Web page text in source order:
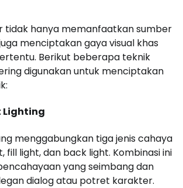
tidak hanya memanfaatkan sumber
menciptakan gaya visual khas
Berikut beberapa teknik
digunakan untuk menciptakan
Lighting
menggabungkan tiga jenis cahaya
fill light, dan back light. Kombinasi ini
yang seimbang dan
dialog atau potret karakter.